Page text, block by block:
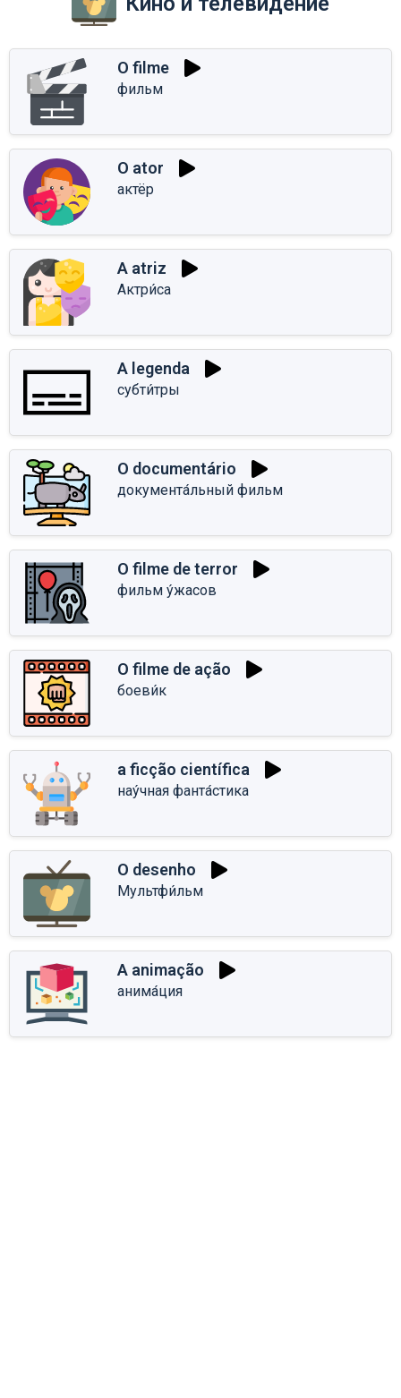
O filme
фильм
O ator
актёр
A atriz
Актри́са
A legenda
субти́тры
O documentário
документа́льный фильм
O filme de terror
фильм у́жасов
O filme de ação
боеви́к
a ficção científica
нау́чная фанта́стика
O desenho
Мультфи́льм
A animação
анима́ция